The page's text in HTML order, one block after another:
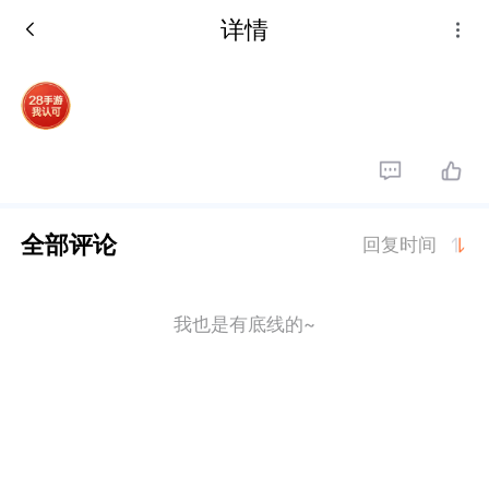
详情
全部评论 回复时间
我也是有底线的~